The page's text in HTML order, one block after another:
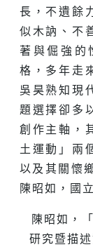
長，不遺餘
似木訥、不
著與倔強的
格，多年走
吳昊熟知現
題選擇卻多
創作主軸，
土運動」兩
以及其關懷
陳昭如，國
陳昭如，
研究暨描